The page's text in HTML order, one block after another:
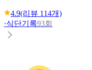
4.9(리뷰 114개)
·식단기록93회